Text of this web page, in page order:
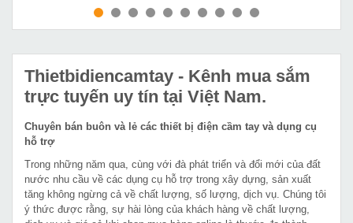
MUA NGAY MUA NGAY
Thietbidiencamtay - Kênh mua sắm
trực tuyến uy tín tại Việt Nam.
Chuyên bán buôn và lẻ các thiết bị điện cầm tay và dụng cụ
hỗ trợ
Trong những năm qua, cùng với đà phát triển và đổi mới của đất
nước nhu cầu về các dụng cụ hỗ trợ trong xây dựng, sản xuất
tăng không ngừng cả về chất lượng, số lượng, dịch vụ. Chúng tôi
ý thức được rằng, sự hài lòng của khách hàng về chất lượng,